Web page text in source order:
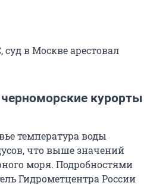
в Москве арестовал
курорты
температура воды
что выше значений
моря. Подробностями
Гидрометцентра России